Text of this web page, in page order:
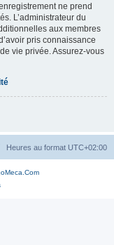
ne prend
L’administrateur du
aux membres
pris connaissance
vie privée. Assurez-vous
Heures au format UTC+02:00